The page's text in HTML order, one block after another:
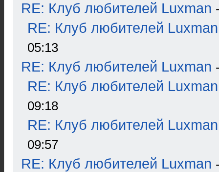
RE: Клуб любителей Luxman
RE: Клуб любителей Luxman
05:13
RE: Клуб любителей Luxman
RE: Клуб любителей Luxman
09:18
RE: Клуб любителей Luxman
09:57
RE: Клуб любителей Luxman